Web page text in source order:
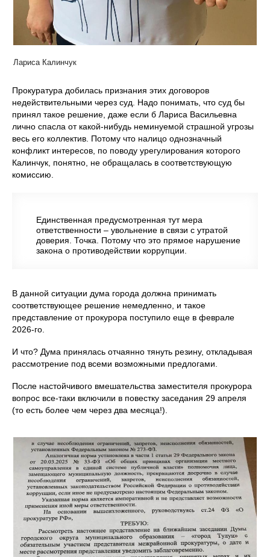
Лариса Калинчук
Прокуратура добилась признания этих договоров
недействительными через суд. Надо понимать, что суд бы
принял такое решение, даже если б Лариса Васильевна
лично спасла от какой-нибудь неминуемой страшной угрозы
весь его коллектив. Потому что налицо однозначный
конфликт интересов, по поводу урегулирования которого
Калинчук, понятно, не обращалась в соответствующую
комиссию.
Единственная предусмотренная тут мера
ответственности – увольнение в связи с утратой
доверия. Точка. Потому что это прямое нарушение
закона о противодействии коррупции.
В данной ситуации дума города должна принимать
соответствующее решение немедленно, и такое
представление от прокурора поступило еще в феврале
2026-го.
И что? Дума принялась отчаянно тянуть резину, откладывая
рассмотрение под всеми возможными предлогами.
После настойчивого вмешательства заместителя прокурора
вопрос все-таки включили в повестку заседания 29 апреля
(то есть более чем через два месяца!).